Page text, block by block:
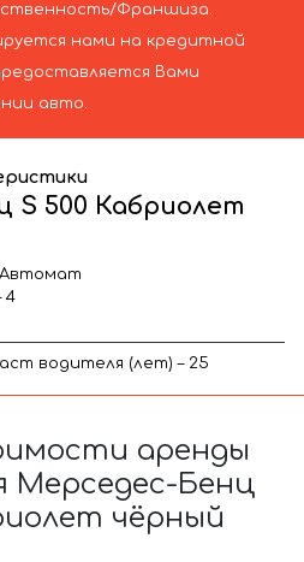
Франшиза.
нами на кредитной
Вами
авто.
S 500 Кабриолет
Автомат
4
водителя (лет) – 25
аренды
Мерседес-Бенц
чёрный